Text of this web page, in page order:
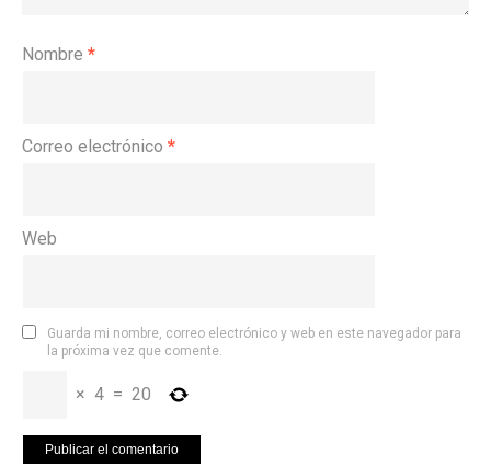
Nombre *
Correo electrónico *
Web
Guarda mi nombre, correo electrónico y web en este navegador para
la próxima vez que comente.
× 4 = 20